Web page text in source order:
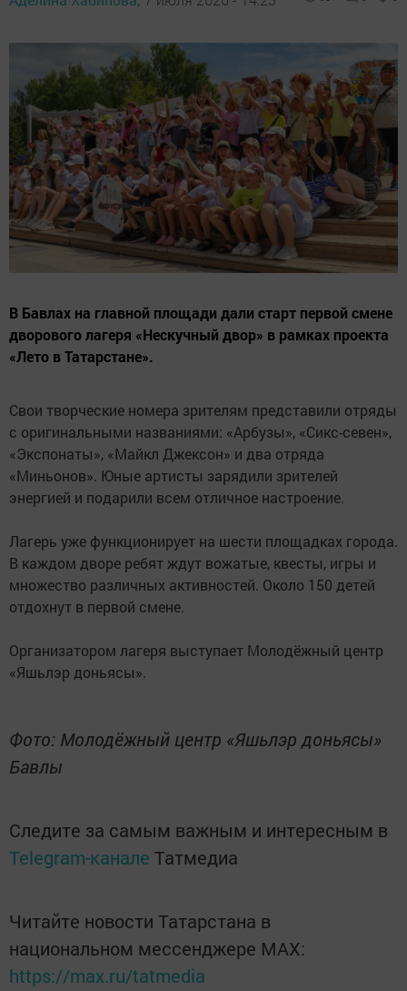
В Бавлах на главной площади дали старт первой смене
дворового лагеря «Нескучный двор» в рамках проекта
«Лето в Татарстане».
Свои творческие номера зрителям представили отряды
с оригинальными названиями: «Арбузы», «Сикс-севен»,
«Экспонаты», «Майкл Джексон» и два отряда
«Миньонов». Юные артисты зарядили зрителей
энергией и подарили всем отличное настроение.
Лагерь уже функционирует на шести площадках города.
В каждом дворе ребят ждут вожатые, квесты, игры и
множество различных активностей. Около 150 детей
отдохнут в первой смене.
Организатором лагеря выступает Молодёжный центр
«Яшьлэр доньясы».
Фото: Молодёжный центр «Яшьлэр доньясы»
Бавлы
Следите за самым важным и интересным в
Telegram-канале Татмедиа
Читайте новости Татарстана в
национальном мессенджере MАХ:
https://max.ru/tatmedia